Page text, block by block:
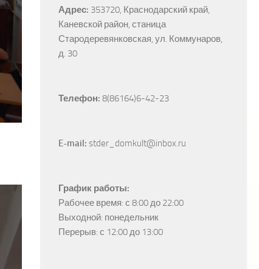
Адрес: 353720, Краснодарский край,
Каневской район, станица
Стародеревянковская, ул. Коммунаров,
д. 30
Телефон: 8(86164)6-42-23
E-mail: stder_domkult@inbox.ru
График работы:
Рабочее время: с 8:00 до 22:00
Выходной: понедельник
Перерыв: с 12:00 до 13:00